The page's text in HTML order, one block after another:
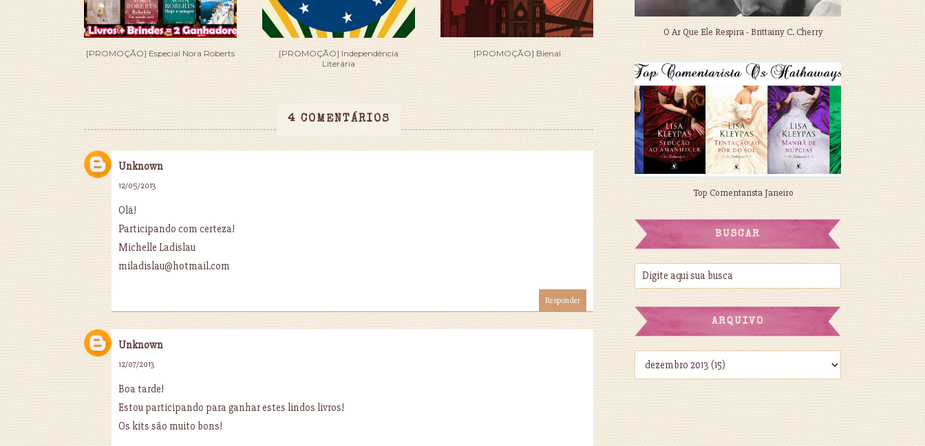
[PROMOÇÃO] Especial Nora Roberts
[PROMOÇÃO] Independência
Literária
[PROMOÇÃO] Bienal
4 COMENTÁRIOS
Unknown
12/05/2013
Olá!
Participando com certeza!
Michelle Ladislau
miladislau@hotmail.com
Responder
Unknown
12/07/2013
Boa tarde!
Estou participando para ganhar estes lindos livros!
Os kits são muito bons!
O Ar Que Ele Respira - Brittainy C. Cherry
Top Comentarista Janeiro
BUSCAR
ARQUIVO